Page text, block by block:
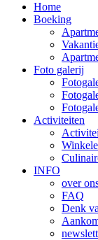
Home
Boeking
Foto galerij
Activiteiten
INFO
over
FAQ
Denk